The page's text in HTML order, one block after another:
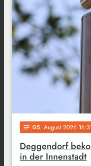
notes 05. August 2026
Deggendorf
in der Innenstadt